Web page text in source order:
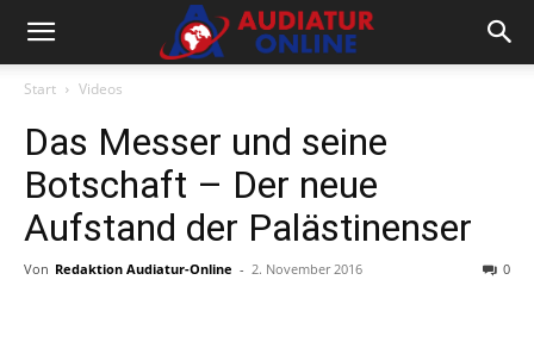
Start Videos
Das Messer und seine
Botschaft – Der neue
Aufstand der Palästinenser
Von Redaktion Audiatur-Online - 2. November 2016 0